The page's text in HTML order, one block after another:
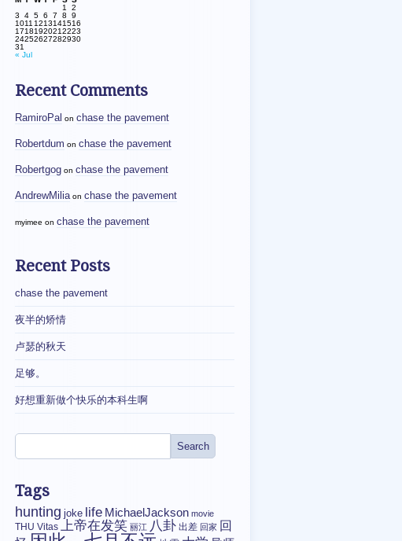
1
2
3
4 5 6 7 8
9
1011 1213141516
17181920212223
24252627282930
31
« Jul
Recent Comments
RamiroPal on chase the pavement
Robertdum on chase the pavement
Robertgog on chase the pavement
AndrewMilia on chase the pavement
myimee on chase the pavement
Recent Posts
chase the pavement
夜半的矫情
卢瑟的秋天
足够。
好想重新做个快乐的本科生啊
Tags
hunting joke life MichaelJackson movie
THU Vitas 上帝在发笑 丽江 八卦 出差 回家 回